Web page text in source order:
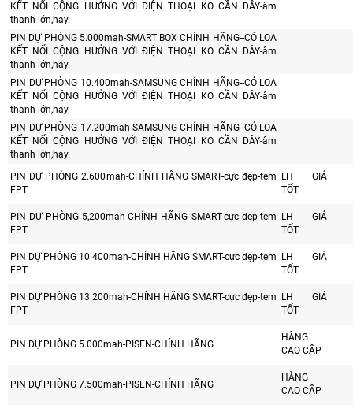
KẾT NỐI CỘNG HƯỞNG VỚI ĐIỆN THOẠI KO CẦN DÂY-âm
thanh lớn,hay.
PIN DỰ PHÒNG 5.000mah-SMART BOX CHÍNH HÃNG--CÓ LOA
KẾT NỐI CỘNG HƯỞNG VỚI ĐIỆN THOẠI KO CẦN DÂY-âm
thanh lớn,hay.
PIN DỰ PHÒNG 10.400mah-SAMSUNG CHÍNH HÃNG--CÓ LOA
KẾT NỐI CỘNG HƯỞNG VỚI ĐIỆN THOẠI KO CẦN DÂY-âm
thanh lớn,hay.
PIN DỰ PHÒNG 17.200mah-SAMSUNG CHÍNH HÃNG--CÓ LOA
KẾT NỐI CỘNG HƯỞNG VỚI ĐIỆN THOẠI KO CẦN DÂY-âm
thanh lớn,hay.
PIN DỰ PHÒNG 2.600mah-CHÍNH HÃNG SMART-cực đẹp-tem
FPT
LH GIÁ
TỐT
PIN DỰ PHÒNG 5,200mah-CHÍNH HÃNG SMART-cực đẹp-tem
FPT
LH GIÁ
TỐT
PIN DỰ PHÒNG 10.400mah-CHÍNH HÃNG SMART-cực đẹp-tem
FPT
LH GIÁ
TỐT
PIN DỰ PHÒNG 13.200mah-CHÍNH HÃNG SMART-cực đẹp-tem
FPT
LH GIÁ
TỐT
PIN DỰ PHÒNG 5.000mah-PISEN-CHÍNH HÃNG
HÀNG
CAO CẤP
PIN DỰ PHÒNG 7.500mah-PISEN-CHÍNH HÃNG
HÀNG
CAO CẤP